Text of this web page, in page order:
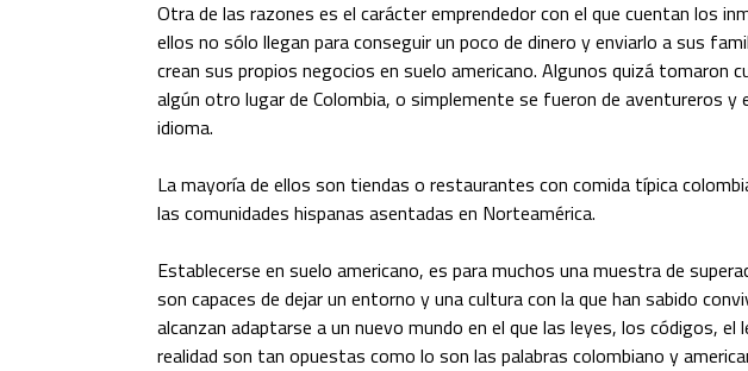
Otra de las razones es el carácter emprendedor con el que cuentan los
ellos no sólo llegan para conseguir un poco de dinero y enviarlo a sus
crean sus propios negocios en suelo americano. Algunos quizá tomaron
algún otro lugar de Colombia, o simplemente se fueron de aventureros y
idioma.
La mayoría de ellos son tiendas o restaurantes con comida típica
las comunidades hispanas asentadas en Norteamérica.
Establecerse en suelo americano, es para muchos una muestra de
son capaces de dejar un entorno y una cultura con la que han sabido
alcanzan adaptarse a un nuevo mundo en el que las leyes, los códigos,
realidad son tan opuestas como lo son las palabras colombiano y